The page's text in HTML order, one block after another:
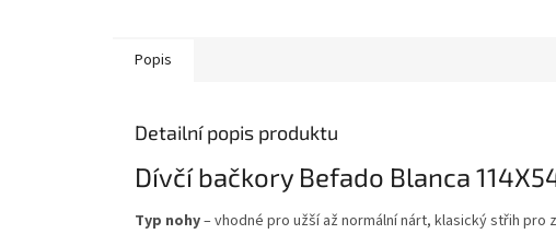
Popis
Detailní popis produktu
Dívčí bačkory Befado Blanca
Typ nohy– vhodné pro užší až normální nárt, klasický střih pro